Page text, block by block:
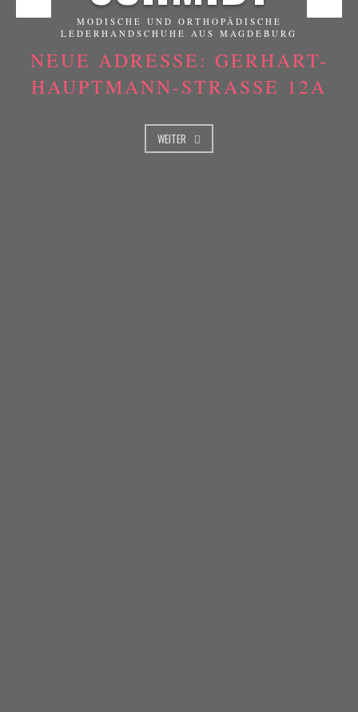
MODISCHE UND ORTHOPÄDISCHE
LEDERHANDSCHUHE AUS MAGDEBURG
NEUE ADRESSE: GERHART-
HAUPTMANN-STRASSE 12A
WEITER